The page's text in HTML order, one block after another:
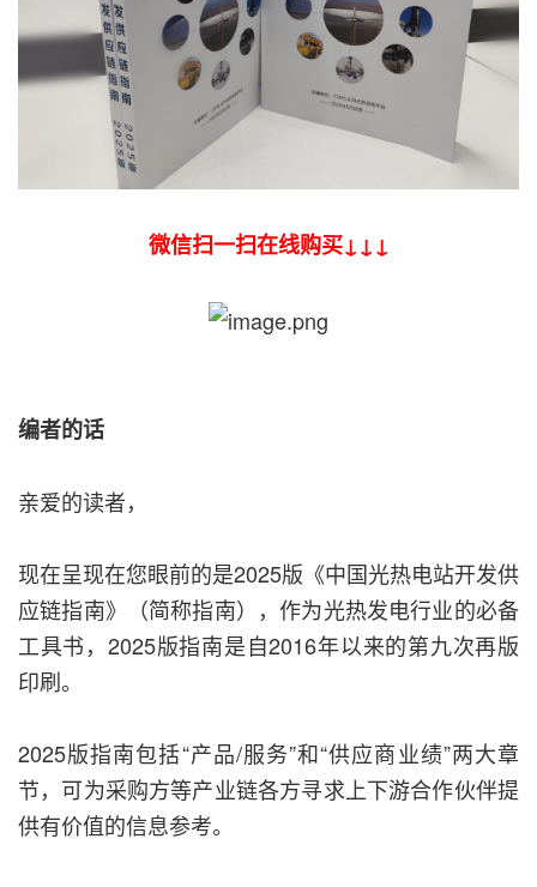
微信扫一扫在线购买↓↓↓
编者的话
亲爱的读者，
现在呈现在您眼前的是2025版《中国光热电站开发供
应链指南》（简称指南），作为光热发电行业的必备
工具书，2025版指南是自2016年以来的第九次再版
印刷。
2025版指南包括“产品/服务”和“供应商业绩”两大章
节，可为采购方等产业链各方寻求上下游合作伙伴提
供有价值的信息参考。